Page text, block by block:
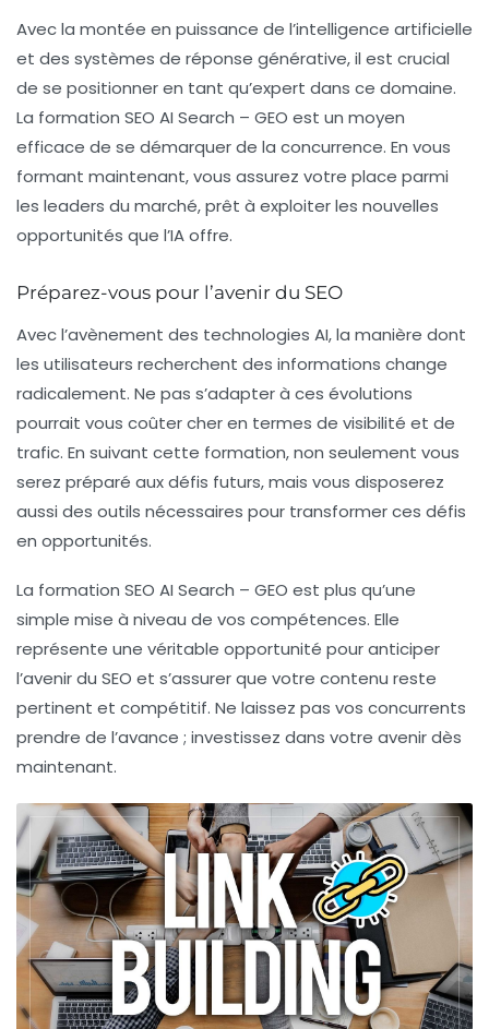
Avec la montée en puissance de l’intelligence artificielle
et des systèmes de réponse générative, il est crucial
de se positionner en tant qu’expert dans ce domaine.
La formation SEO AI Search – GEO est un moyen
efficace de se démarquer de la concurrence. En vous
formant maintenant, vous assurez votre place parmi
les leaders du marché, prêt à exploiter les nouvelles
opportunités que l’IA offre.
Préparez-vous pour l’avenir du SEO
Avec l’avènement des technologies AI, la manière dont
les utilisateurs recherchent des informations change
radicalement. Ne pas s’adapter à ces évolutions
pourrait vous coûter cher en termes de visibilité et de
trafic. En suivant cette formation, non seulement vous
serez préparé aux défis futurs, mais vous disposerez
aussi des outils nécessaires pour transformer ces défis
en opportunités.
La formation SEO AI Search – GEO est plus qu’une
simple mise à niveau de vos compétences. Elle
représente une véritable opportunité pour anticiper
l’avenir du SEO et s’assurer que votre contenu reste
pertinent et compétitif. Ne laissez pas vos concurrents
prendre de l’avance ; investissez dans votre avenir dès
maintenant.